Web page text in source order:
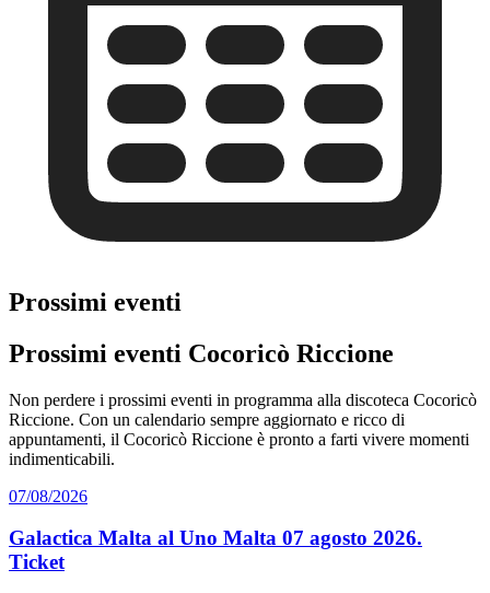
Prossimi eventi
Prossimi eventi Cocoricò Riccione
Non perdere i prossimi eventi in programma alla discoteca Cocoricò
Riccione. Con un calendario sempre aggiornato e ricco di
appuntamenti, il Cocoricò Riccione è pronto a farti vivere momenti
indimenticabili.
07/08/2026
Galactica Malta al Uno Malta 07 agosto 2026.
Ticket